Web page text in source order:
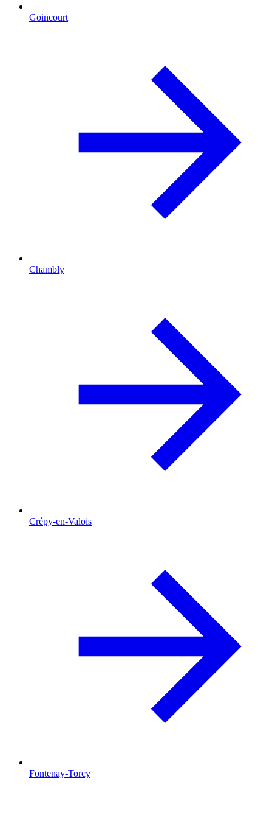
Goincourt
Chambly
Crépy-en-Valois
Fontenay-Torcy